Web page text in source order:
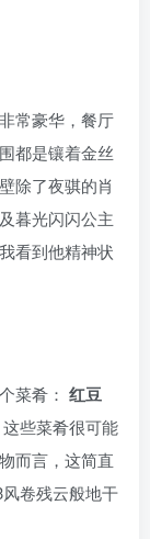
常豪华，餐厅
都是镶着金丝
除了夜骐的肖
暮光闪闪公主
看到他精神状
菜肴： 红豆
些菜肴很可能
而言，这简直
卷残云般地干